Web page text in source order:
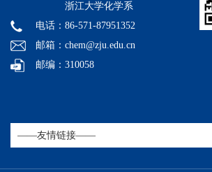
浙江大学化学系
电话：86-571-87951352
邮箱：chem@zju.edu.cn
邮编：310058